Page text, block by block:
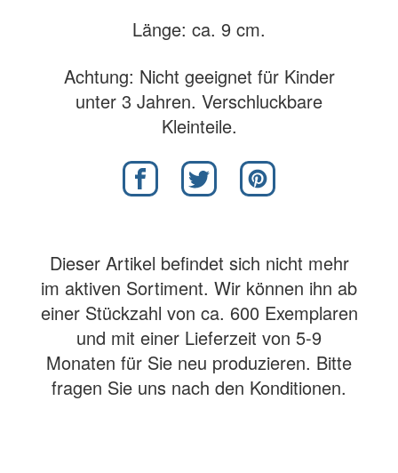
Länge: ca. 9 cm.
Achtung: Nicht geeignet für Kinder
unter 3 Jahren. Verschluckbare
Kleinteile.
Dieser Artikel befindet sich nicht mehr
im aktiven Sortiment. Wir können ihn ab
einer Stückzahl von ca. 600 Exemplaren
und mit einer Lieferzeit von 5-9
Monaten für Sie neu produzieren. Bitte
fragen Sie uns nach den Konditionen.